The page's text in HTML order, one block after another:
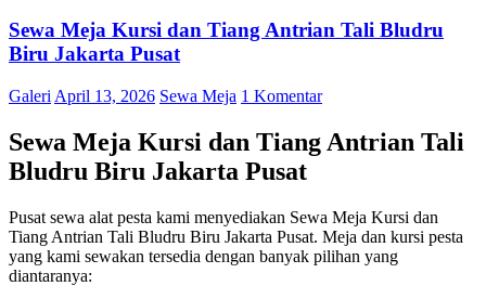
Sewa Meja Kursi dan Tiang Antrian Tali Bludru
Biru Jakarta Pusat
Galeri April 13, 2026 Sewa Meja 1 Komentar
Sewa Meja Kursi dan Tiang Antrian Tali
Bludru Biru Jakarta Pusat
Pusat sewa alat pesta kami menyediakan Sewa Meja Kursi dan
Tiang Antrian Tali Bludru Biru Jakarta Pusat. Meja dan kursi pesta
yang kami sewakan tersedia dengan banyak pilihan yang
diantaranya: